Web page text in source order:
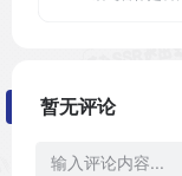
暂无评论